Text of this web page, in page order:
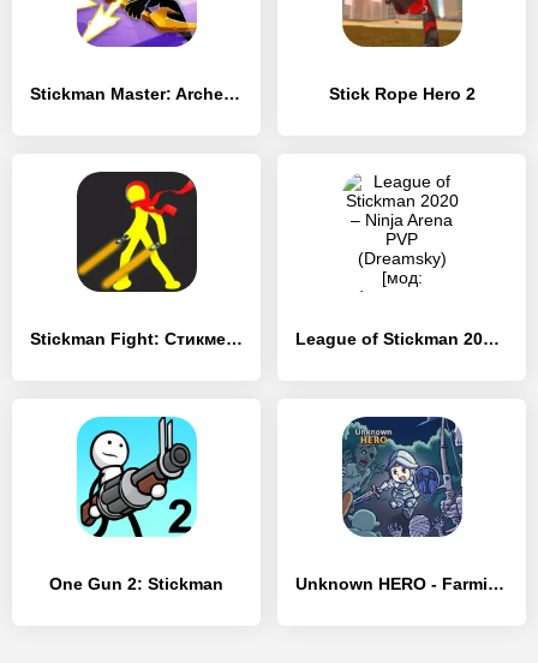
Stickman Master: Archer Legends Stick Rope Hero 2
Stickman Fight: Стикмен игра League of Stickman 2020 – Ninja Arena PVP (Dreamsky)
One Gun 2: Stickman Unknown HERO - Farming RPG